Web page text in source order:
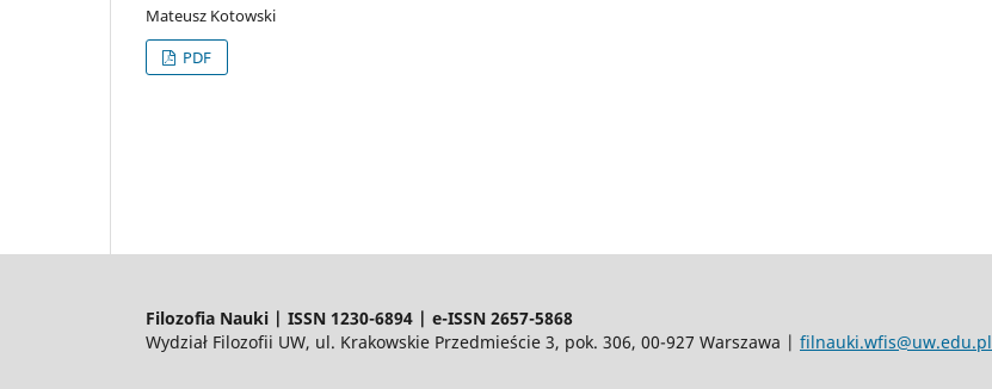
Mateusz Kotowski
PDF
Filozofia Nauki | ISSN 1230-6894 | e-ISSN 2657-5868
Wydział Filozofii UW, ul. Krakowskie Przedmieście 3, pok. 306, 00-927 Warszawa | filnauki.wfis@uw.edu.pl